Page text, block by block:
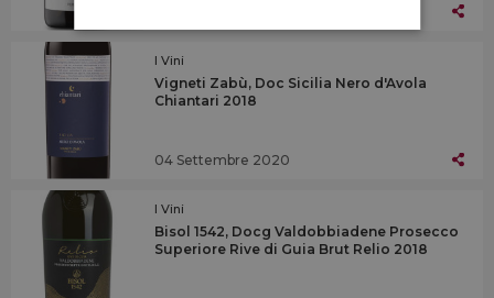
I Vini
Vigneti Zabù, Doc Sicilia Nero d'Avola
Chiantari 2018
04 Settembre 2020
I Vini
Bisol 1542, Docg Valdobbiadene Prosecco
Superiore Rive di Guia Brut Relio 2018